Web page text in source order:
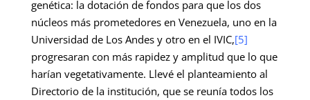
genética: la dotación de fondos para que los dos
núcleos más prometedores en Venezuela, uno en la
Universidad de Los Andes y otro en el IVIC,[5]
progresaran con más rapidez y amplitud que lo que
harían vegetativamente. Llevé el planteamiento al
Directorio de la institución, que se reunía todos los